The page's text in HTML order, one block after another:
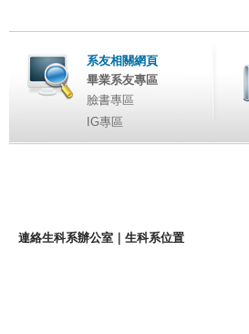
系友相關網頁
畢業系友專區
臉書專區
IG專區
連絡生科系辦公室 ｜ 生科系位置